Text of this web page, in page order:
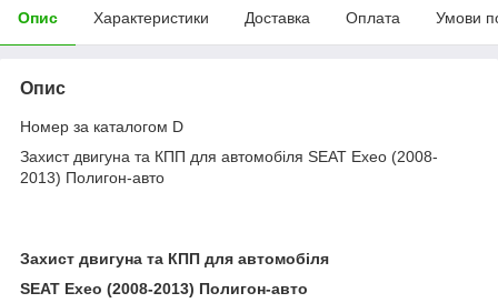
Опис Характеристики Доставка Оплата Умови
Опис
Номер за каталогом D
Захист двигуна та КПП для автомобіля SEAT Exeo (2008-
2013) Полигон-авто
Захист двигуна та КПП для автомобіля
SEAT Exeo (2008-2013) Полигон-авто